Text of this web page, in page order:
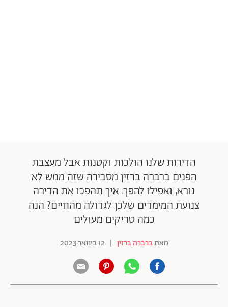
הדירות שלנו הולכות וקטנות אבל מעצבת
הפנים ברברה ברזין מסבירה שזה ממש לא
נורא, ואפילו להפך. איך תהפכו את הדירה
צנועת המימדים שלכן לגדולה מהחיים? הנה
כמה טריקים מעולים
מאתברברה ברזין | 12 בינואר 2023